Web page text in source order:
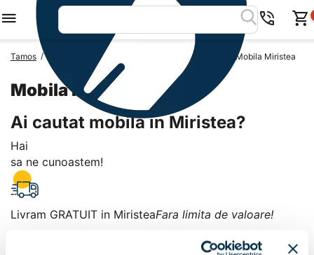
Tamos / Mobila Romania Mobila Judetul Constanta Mobila Miristea
Mobila Miristea
Ai cautat mobila in Miristea?
Hai
sa ne cunoastem!
Livram GRATUIT in MiristeaFara limita de valoare!